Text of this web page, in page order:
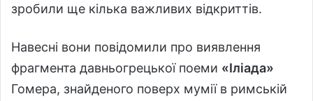
зробили ще кілька важливих відкриттів.
Навесні вони повідомили про виявлення
фрагмента давньогрецької поеми «Іліада»
Гомера, знайденого поверх мумії в римській